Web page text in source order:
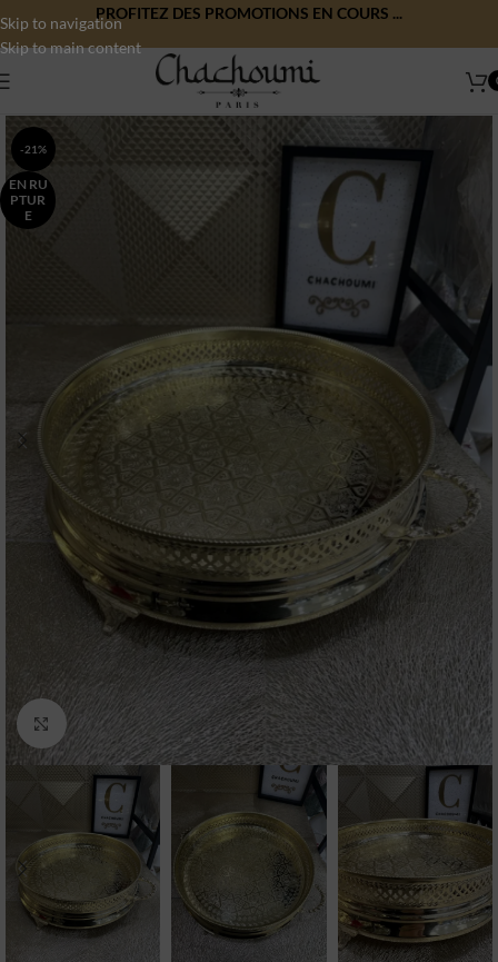
Skip to navigation
Skip to main content
PROFITEZ DES PROMOTIONS EN COURS ...
-21%
EN RU
PTUR
E
Click to enlarge